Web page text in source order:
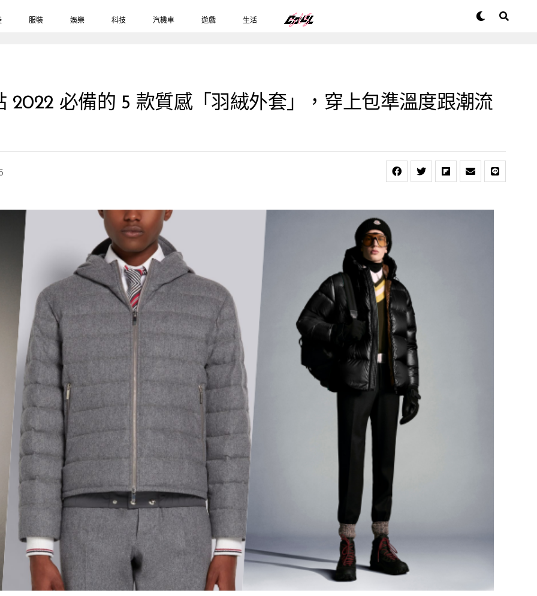
服裝 娛樂 科技 汽機車 遊戲 生活
2022 必備的 5 款質感「羽絨外套」，穿上包準溫度跟潮流